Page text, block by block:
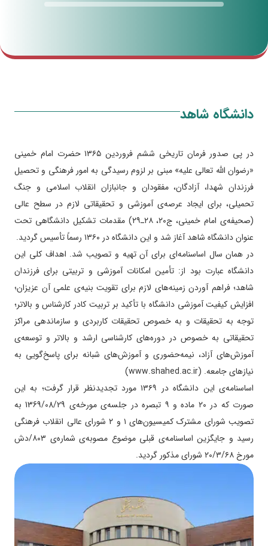
دانشگاه شاهد
در پی صدور فرمان تاریخی ششم فروردین ۱۳۶۵ حضرت امام خمینی
«رضوان‌ الله تعالی علیه» مبنی بر لزوم رسیدگی به امور فرهنگی و تحصیل
فرزندان شهدا، آزادگان، مفقودان و جانبازان انقلاب اسلامی و جنگ
تحمیلی، برای ایجاد عرصه‌ی آموزشی و تحقیقاتی لازم در سطح عالی
(صحیفه‌ی امام خمینی، ج۲۰، ۲۸ـ۲۹) مقدمات تشکیل دانشگاهی تحت
عنوان دانشگاه شاهد آغاز شد و این دانشگاه در ۱۳۶۰ رسماً تأسیس گردید.
در همان سال اساسنامه‌ای برای آن تهیه و تصویب شد. اهداف کلی این
دانشگاه عبارت بود از: تأمین امکانات آموزشی و تربیتی برای فرزندان
شاهد؛ فراهم آوردن زمینه‌های لازم برای تقویت بنیه‌ی علمی آن عزیزان؛
افزایش کیفیت آموزشی دانشگاه با تأکید بر تربیت کادر کارشناس و بالاتر؛
توجه به تحقیقات و به‌ خصوص تحقیقات کاربردی و سازماندهی مراکز
تحقیقاتی به‌ خصوص در دوره‌های کارشناسی ارشد و بالاتر و توسعه‌ی
آموزش‌های آزاد، نیمه‌حضوری و آموزش‌های شبانه برای پاسخ‌گویی به
نیازهای جامعه. (www.shahed.ac.ir)
اساسنامه‌ی این دانشگاه در ۱۳۶۹ مورد تجدیدنظر قرار گرفت؛ به این
صورت که در ۲۰ ماده و ۹ تبصره در جلسه‌ی مورخه‌ی 1369/08/29 به
تصویب شورای مشترک کمیسیون‌های ۱ و ۲ شورای عالی انقلاب فرهنگی
رسید و جایگزین اساسنامه‌ی قبلی موضوع مصوبه‌ی شماره‌ی ۸۰۳/دش
مورخ ۲۰/۳/۶۸ شورای مذکور گردید.